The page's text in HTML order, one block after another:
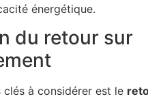
énergétique.
du retour sur
clés à considérer est le